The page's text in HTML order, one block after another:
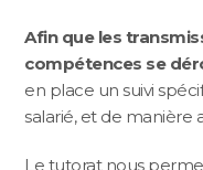
Afin que les
compétences se
en place un suivi
salarié, et de manière
Le tutorat nous